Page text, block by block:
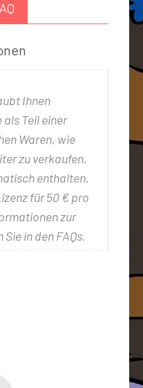
Ihnen
Teil einer
Waren, wie
zu verkaufen.
enthalten.
für 50 € pro
zur
in den FAQs.